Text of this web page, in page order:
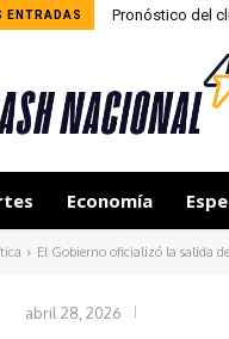
ENTRADAS Pronóstico del
Economía
El Gobierno oficializó la salida
abril 28, 2026